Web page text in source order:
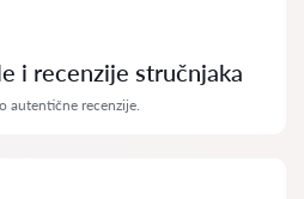
i recenzije stručnjaka
autentične recenzije.